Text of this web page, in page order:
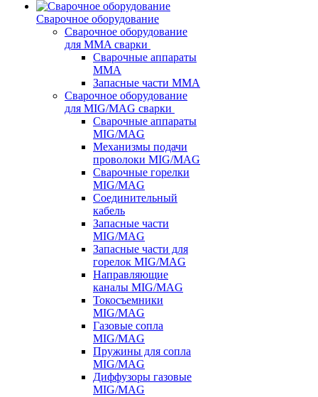
Сварочное оборудование
Сварочное оборудование
для MMA сварки
Сварочные аппараты
MMA
Запасные части MMA
Сварочное оборудование
для MIG/MAG сварки
Сварочные аппараты
MIG/MAG
Механизмы подачи
проволоки MIG/MAG
Сварочные горелки
MIG/MAG
Соединительный
кабель
Запасные части
MIG/MAG
Запасные части для
горелок MIG/MAG
Направляющие
каналы MIG/MAG
Токосъемники
MIG/MAG
Газовые сопла
MIG/MAG
Пружины для сопла
MIG/MAG
Диффузоры газовые
MIG/MAG